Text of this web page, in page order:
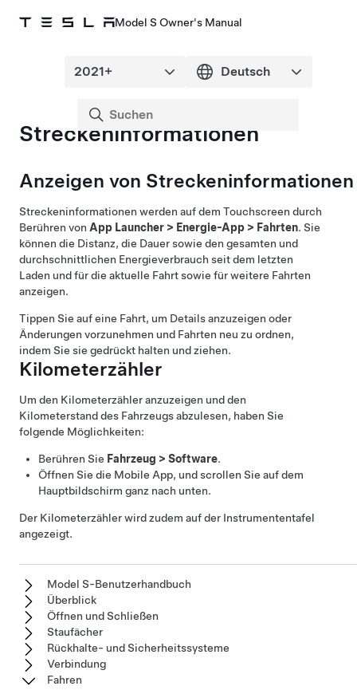
Model S Owner's Manual
Streckeninformationen
Anzeigen von Streckeninformationen
Streckeninformationen werden auf dem Touchscreen durch
Berühren von App Launcher > Energie-App > Fahrten. Sie
können die Distanz, die Dauer sowie den gesamten und
durchschnittlichen Energieverbrauch seit dem letzten
Laden und für die aktuelle Fahrt sowie für weitere Fahrten
anzeigen.
Tippen Sie auf eine Fahrt, um Details anzuzeigen oder
Änderungen vorzunehmen und Fahrten neu zu ordnen,
indem Sie sie gedrückt halten und ziehen.
Kilometerzähler
Um den Kilometerzähler anzuzeigen und den
Kilometerstand des Fahrzeugs abzulesen, haben Sie
folgende Möglichkeiten:
Berühren Sie Fahrzeug > Software.
Öffnen Sie die Mobile App, und scrollen Sie auf dem
Hauptbildschirm ganz nach unten.
Der Kilometerzähler wird zudem auf der Instrumententafel
angezeigt.
Model S-Benutzerhandbuch
Überblick
Öffnen und Schließen
Staufächer
Rückhalte- und Sicherheitssysteme
Verbindung
Fahren